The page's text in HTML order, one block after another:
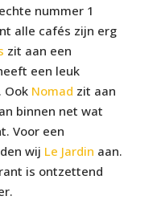
nummer 1
alle cafés zijn erg
zit aan een
een leuk
Ook Nomad zit aan
binnen net wat
Voor een
wij Le Jardin aan.
is ontzettend